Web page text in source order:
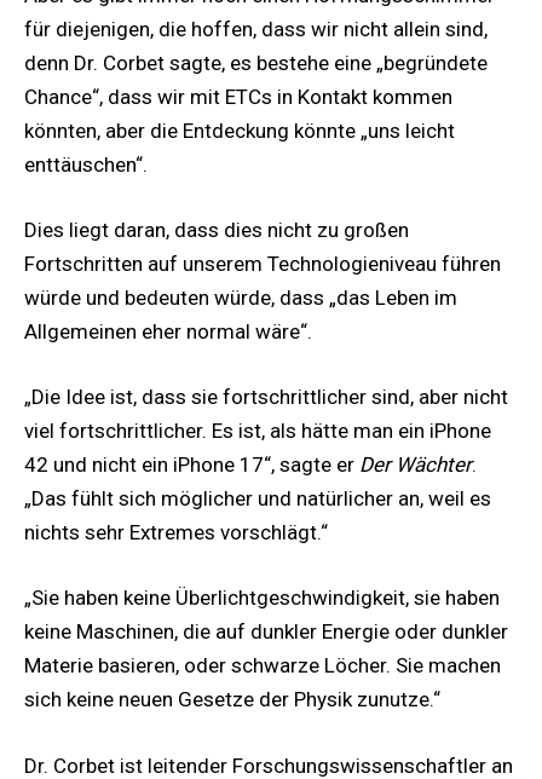
für diejenigen, die hoffen, dass wir nicht allein sind,
denn Dr. Corbet sagte, es bestehe eine „begründete
Chance“, dass wir mit ETCs in Kontakt kommen
könnten, aber die Entdeckung könnte „uns leicht
enttäuschen“.
Dies liegt daran, dass dies nicht zu großen
Fortschritten auf unserem Technologieniveau führen
würde und bedeuten würde, dass „das Leben im
Allgemeinen eher normal wäre“.
„Die Idee ist, dass sie fortschrittlicher sind, aber nicht
viel fortschrittlicher. Es ist, als hätte man ein iPhone
42 und nicht ein iPhone 17“, sagte er Der Wächter.
„Das fühlt sich möglicher und natürlicher an, weil es
nichts sehr Extremes vorschlägt.“
„Sie haben keine Überlichtgeschwindigkeit, sie haben
keine Maschinen, die auf dunkler Energie oder dunkler
Materie basieren, oder schwarze Löcher. Sie machen
sich keine neuen Gesetze der Physik zunutze.“
Dr. Corbet ist leitender Forschungswissenschaftler an